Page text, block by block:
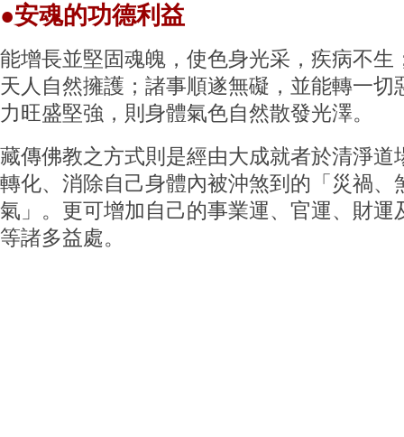
●安魂的功德利益
能增長並堅固魂魄，使色身光采，疾病不生
天人自然擁護；諸事順遂無礙，並能轉一切
力旺盛堅強，則身體氣色自然散發光澤。
藏傳佛教之方式則是經由大成就者於清淨道
轉化、消除自己身體內被沖煞到的「災禍、
氣」。更可增加自己的事業運、官運、財運
等諸多益處。